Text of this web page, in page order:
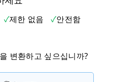
제한 없음 안전함
변환하고 싶으십니까?